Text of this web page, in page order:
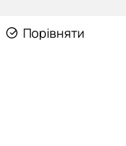
Порівняти